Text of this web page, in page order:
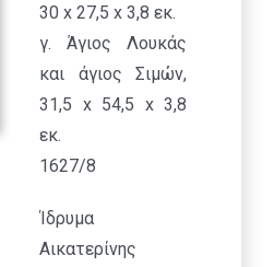
30 x 27,5 x 3,8 εκ.
γ. Άγιος Λουκάς
και άγιος Σιμών,
31,5 x 54,5 x 3,8
εκ.
1627/8
Ίδρυμα
Αικατερίνης